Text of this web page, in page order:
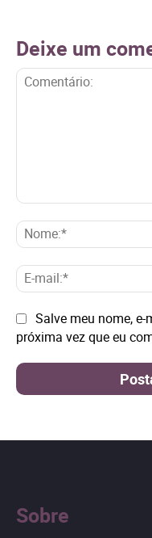
Deixe um
Site: Salve meu nome,
próxima vez que eu
Sobre